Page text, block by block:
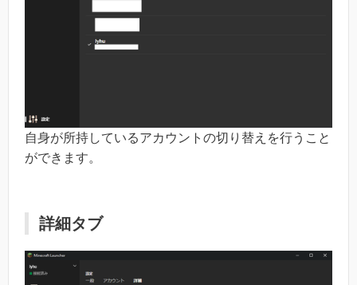
自身が所持しているアカウントの切り替えを行うこと
ができます。
詳細タブ